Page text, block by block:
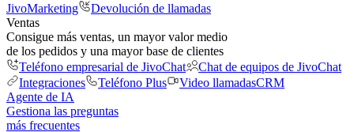
JivoMarketing
Devolución de llamadas
Ventas
Consigue más ventas, un mayor valor medio
de los pedidos y una mayor base de clientes
Teléfono empresarial de JivoChat
Chat de equipos de JivoChat
Integraciones
Teléfono Plus Video llamadasCRM
Agente de IA
Gestiona las preguntas
más frecuentes